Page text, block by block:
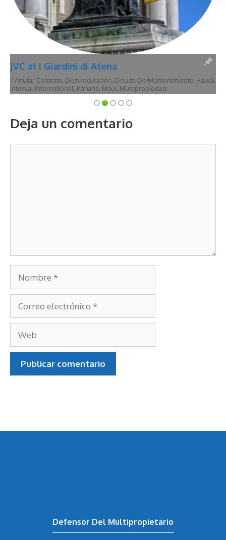
JVC at I Giardini di Atena
/ Anular Contrato, Desvinculación, Deuda De Mantenimiento, Hawái,
Interval International, Kahana, Maui, Multipropiedad
Nombre
Correo
electrónico
Web